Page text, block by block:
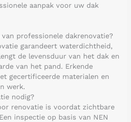
aanpak voor uw dak
professionele dakrenovatie?
garandeert waterdichtheid,
de levensduur van het dak en
van het pand. Erkende
gecertificeerde materialen en
werk.
nodig?
renovatie is voordat zichtbare
inspectie op basis van NEN